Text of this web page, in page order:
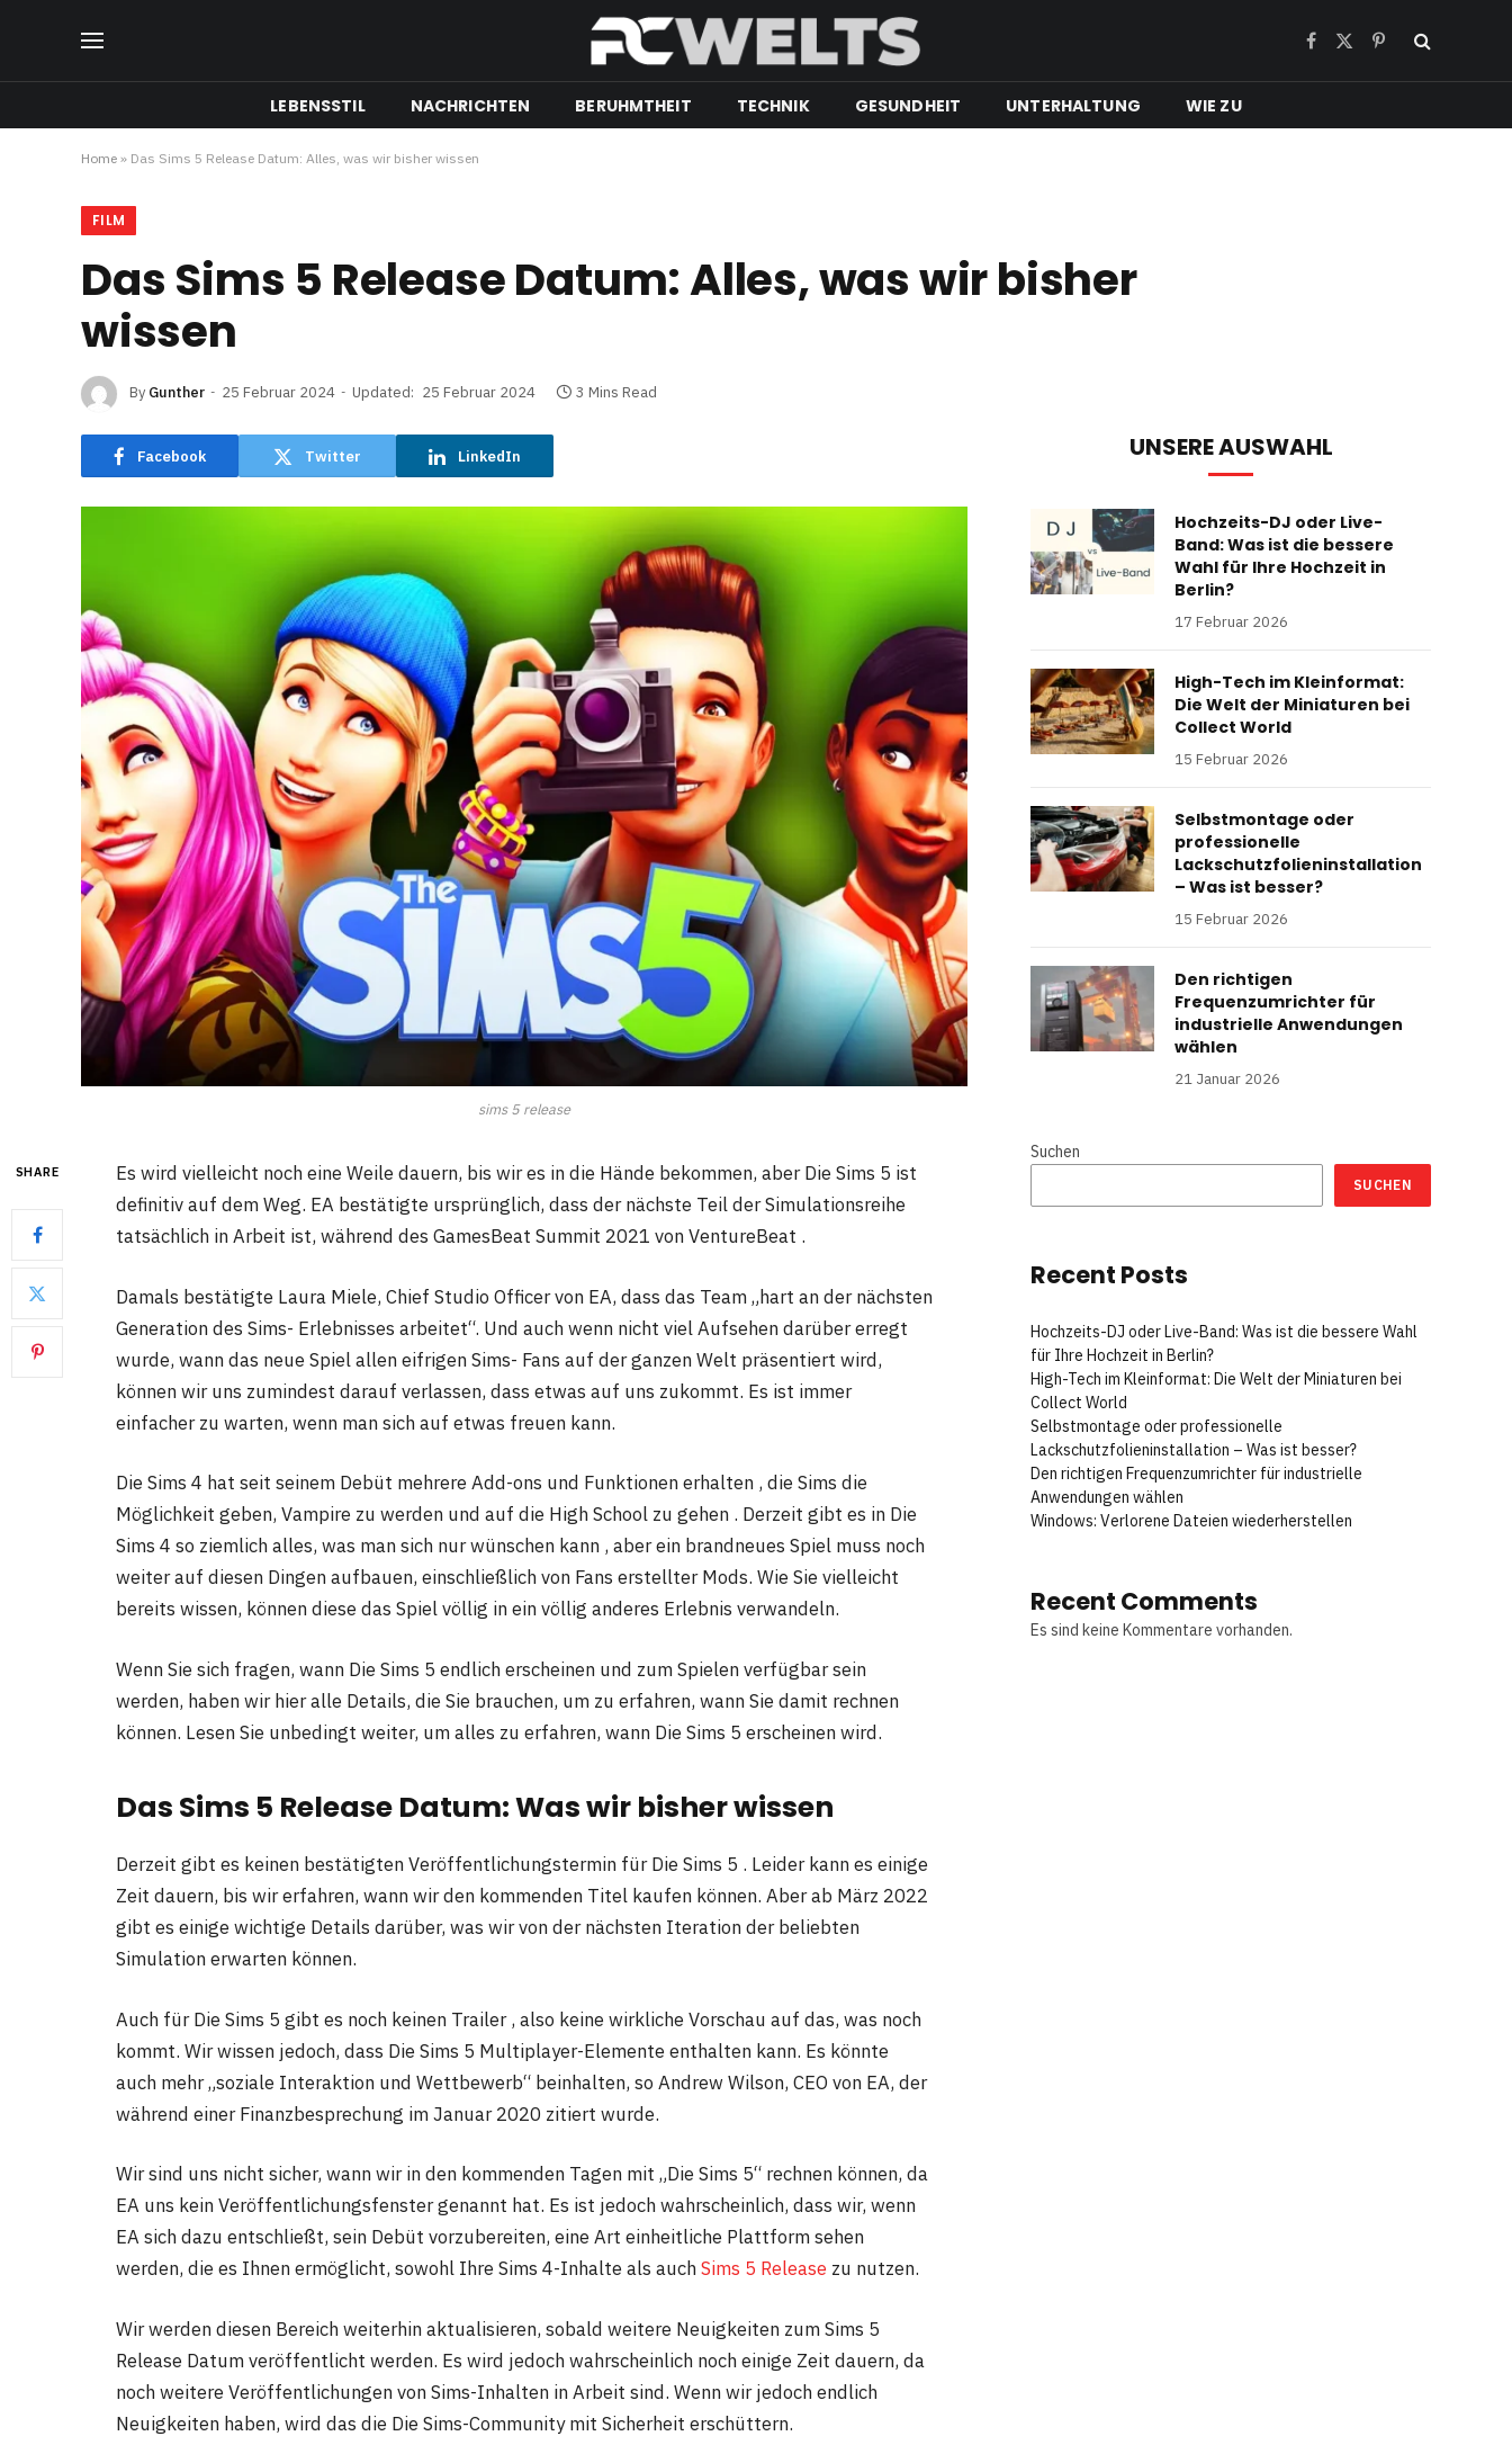
Facebook
X
Pinterest
LEBENSSTIL NACHRICHTEN BERUHMTHEIT TECHNIK GESUNDHEIT UNTERHALTUNG WIE ZU
Home » Das Sims 5 Release Datum: Alles, was wir bisher wissen
FILM
Das Sims 5 Release Datum: Alles, was wir bisher
wissen
By Gunther 25 Februar 2024 Updated: 25 Februar 2024 3 Mins Read
Facebook Twitter LinkedIn
sims 5 release
SHARE
Es wird vielleicht noch eine Weile dauern, bis wir es in die Hände bekommen, aber Die Sims 5 ist
definitiv auf dem Weg. EA bestätigte ursprünglich, dass der nächste Teil der Simulationsreihe
tatsächlich in Arbeit ist, während des GamesBeat Summit 2021 von VentureBeat .
Damals bestätigte Laura Miele, Chief Studio Officer von EA, dass das Team „hart an der nächsten
Generation des Sims- Erlebnisses arbeitet“. Und auch wenn nicht viel Aufsehen darüber erregt
wurde, wann das neue Spiel allen eifrigen Sims- Fans auf der ganzen Welt präsentiert wird,
können wir uns zumindest darauf verlassen, dass etwas auf uns zukommt. Es ist immer
einfacher zu warten, wenn man sich auf etwas freuen kann.
Die Sims 4 hat seit seinem Debüt mehrere Add-ons und Funktionen erhalten , die Sims die
Möglichkeit geben, Vampire zu werden und auf die High School zu gehen . Derzeit gibt es in Die
Sims 4 so ziemlich alles, was man sich nur wünschen kann , aber ein brandneues Spiel muss noch
weiter auf diesen Dingen aufbauen, einschließlich von Fans erstellter Mods. Wie Sie vielleicht
bereits wissen, können diese das Spiel völlig in ein völlig anderes Erlebnis verwandeln.
Wenn Sie sich fragen, wann Die Sims 5 endlich erscheinen und zum Spielen verfügbar sein
werden, haben wir hier alle Details, die Sie brauchen, um zu erfahren, wann Sie damit rechnen
können. Lesen Sie unbedingt weiter, um alles zu erfahren, wann Die Sims 5 erscheinen wird.
Das Sims 5 Release Datum: Was wir bisher wissen
Derzeit gibt es keinen bestätigten Veröffentlichungstermin für Die Sims 5 . Leider kann es einige
Zeit dauern, bis wir erfahren, wann wir den kommenden Titel kaufen können. Aber ab März 2022
gibt es einige wichtige Details darüber, was wir von der nächsten Iteration der beliebten
Simulation erwarten können.
Auch für Die Sims 5 gibt es noch keinen Trailer , also keine wirkliche Vorschau auf das, was noch
kommt. Wir wissen jedoch, dass Die Sims 5 Multiplayer-Elemente enthalten kann. Es könnte
auch mehr „soziale Interaktion und Wettbewerb“ beinhalten, so Andrew Wilson, CEO von EA, der
während einer Finanzbesprechung im Januar 2020 zitiert wurde.
Wir sind uns nicht sicher, wann wir in den kommenden Tagen mit „Die Sims 5“ rechnen können, da
EA uns kein Veröffentlichungsfenster genannt hat. Es ist jedoch wahrscheinlich, dass wir, wenn
EA sich dazu entschließt, sein Debüt vorzubereiten, eine Art einheitliche Plattform sehen
werden, die es Ihnen ermöglicht, sowohl Ihre Sims 4-Inhalte als auchSims 5 Release zu nutzen.
Wir werden diesen Bereich weiterhin aktualisieren, sobald weitere Neuigkeiten zum Sims 5
Release Datum veröffentlicht werden. Es wird jedoch wahrscheinlich noch einige Zeit dauern, da
noch weitere Veröffentlichungen von Sims-Inhalten in Arbeit sind. Wenn wir jedoch endlich
Neuigkeiten haben, wird das die Die Sims-Community mit Sicherheit erschüttern.
UNSERE AUSWAHL
Hochzeits-DJ oder Live-
Band: Was ist die bessere
Wahl für Ihre Hochzeit in
Berlin?
17 Februar 2026
High-Tech im Kleinformat:
Die Welt der Miniaturen bei
Collect World
15 Februar 2026
Selbstmontage oder
professionelle
Lackschutzfolieninstallation
– Was ist besser?
15 Februar 2026
Den richtigen
Frequenzumrichter für
industrielle Anwendungen
wählen
21 Januar 2026
Suchen
SUCHEN
Recent Posts
Hochzeits-DJ oder Live-Band: Was ist die bessere Wahl
für Ihre Hochzeit in Berlin?
High-Tech im Kleinformat: Die Welt der Miniaturen bei
Collect World
Selbstmontage oder professionelle
Lackschutzfolieninstallation – Was ist besser?
Den richtigen Frequenzumrichter für industrielle
Anwendungen wählen
Windows: Verlorene Dateien wiederherstellen
Recent Comments
Es sind keine Kommentare vorhanden.